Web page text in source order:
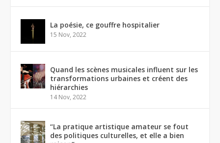
La poésie, ce gouffre hospitalier
15 Nov, 2022
Quand les scènes musicales influent sur les
transformations urbaines et créent des
hiérarchies
14 Nov, 2022
“La pratique artistique amateur se fout
des politiques culturelles, et elle a bien